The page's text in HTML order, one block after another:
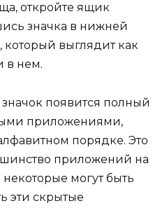
откройте ящик
значка в нижней
который выглядит как
в нем.
появится полный
приложениями,
порядке. Это
приложений на
могут быть
эти скрытые